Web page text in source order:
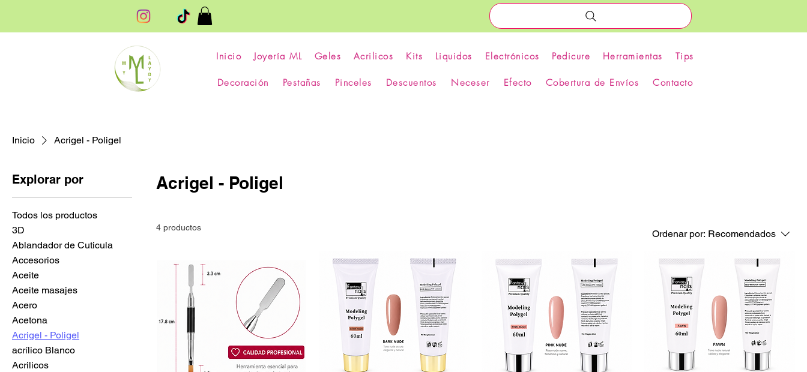
Inicio Joyería ML Geles Acrilicos Kits Liquidos Electrónicos Pedicure Herramientas Tips
Decoración Pestañas Pinceles Descuentos Neceser Efecto Cobertura de Envíos Contacto
Inicio Acrigel - Poligel
Explorar por
Todos los productos
3D
Ablandador de Cuticula
Accesorios
Aceite
Aceite masajes
Acero
Acetona
Acrigel - Poligel
acrílico Blanco
Acrilicos
Acrigel - Poligel
4 productos
Ordenar por: Recomendados